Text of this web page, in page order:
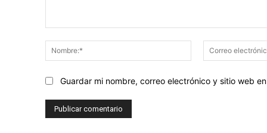
Nombre:*
Guardar mi nombre, correo electrónico y sitio web